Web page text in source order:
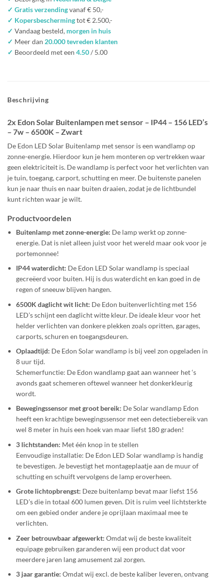
✓ Gratis verzendingvanaf € 50,-
✓ Kopersbeschermingtot € 2.500,-
✓ Vandaag besteld, morgen in huis
✓ Meer dan 20.000 tevreden klanten
✓ Beoordeeld met een 4.50/ 5.00
Beschrijving
2x Edon Solar Buitenlampen met sensor – IP44 – 156 LED’s
– 7w – 6500K – Zwart
De Edon LED Solar Buitenlamp met sensor is een wandlamp op
zonne-energie. Hierdoor kun je hem monteren op vertrekken waar
geen elektriciteit is. De wandlamp is perfect voor het verlichten van
je tuin, toegang, carport, schutting en meer. De buitenste panelen
kun je naar thuis en naar buiten draaien, zodat je de lichtbundel
kunt richten waar je wilt.
Productvoordelen
Buitenlamp met zonne-energie: De lamp werkt op zonne-
energie. Dat is niet alleen juist voor het wereld maar ook voor je
portemonnee!
IP44 waterdicht: De Edon LED Solar wandlamp is speciaal
gecreëerd voor buiten. Hij is dus waterdicht en kan goed in de
regen of sneeuw blijven hangen.
6500K daglicht wit licht: De Edon buitenverlichting met 156
LED’s schijnt een daglicht witte kleur. De ideale kleur voor het
helder verlichten van donkere plekken zoals opritten, garages,
carports, schuren en toegangsdeuren.
Oplaadtijd: De Edon Solar wandlamp is bij veel zon opgeladen in
8 uur tijd.
Schemerfunctie: De Edon wandlamp gaat aan wanneer het ‘s
avonds gaat schemeren oftewel wanneer het donkerkleurig
wordt.
Bewegingssensor met groot bereik: De Solar wandlamp Edon
heeft een krachtige bewegingssensor met een detectiebereik van
wel 8 meter in huis een hoek van maar liefst 180 graden!
3 lichtstanden: Met één knop in te stellen
Eenvoudige installatie: De Edon LED Solar wandlamp is handig
te bevestigen. Je bevestigt het montageplaatje aan de muur of
schutting en schuift vervolgens de lamp eroverheen.
Grote lichtopbrengst: Deze buitenlamp bevat maar liefst 156
LED’s die in totaal 600 lumen geven. Dit is ruim veel lichtsterkte
om een gebied onder andere je oprijlaan maximaal mee te
verlichten.
Zeer betrouwbaar afgewerkt: Omdat wij de beste kwaliteit
equipage gebruiken garanderen wij een product dat voor
meerdere jaren lang amusement zal zorgen.
3 jaar garantie: Omdat wij excl. de beste kaliber leveren, ontvang